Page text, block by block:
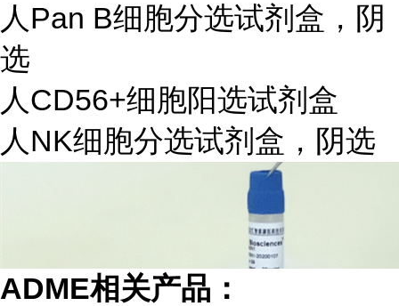
人Pan B细胞分选试剂盒，阴
选
人CD56+细胞阳选试剂盒
人NK细胞分选试剂盒，阴选
ADME相关产品：